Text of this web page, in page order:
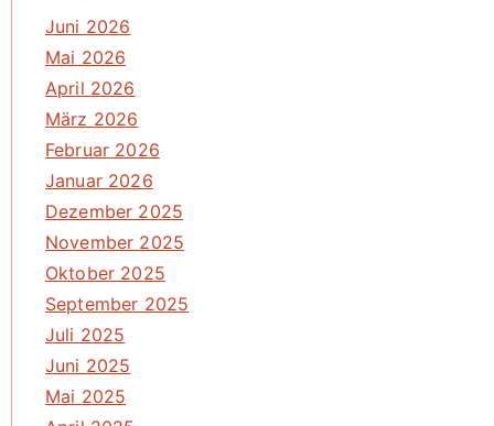
Juni 2026
Mai 2026
April 2026
März 2026
Februar 2026
Januar 2026
Dezember 2025
November 2025
Oktober 2025
September 2025
Juli 2025
Juni 2025
Mai 2025